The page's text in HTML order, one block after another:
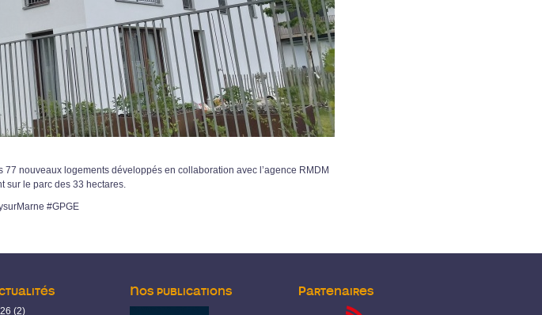
nouveaux logements développés en collaboration avec l’agence RMDM
sur le parc des 33 hectares.
#GPGE
(2)
Nos publications Partenaires